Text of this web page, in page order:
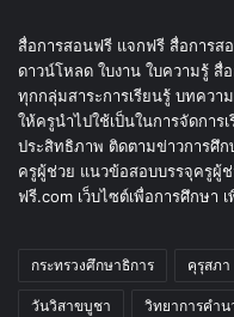
สื่อการสอนฟรี แจกฟรี สื่อการ
ดาวน์โหลด ใบงาน ใบความรู้
ทุกกลุ่มสาระการเรียนรู้ บทควา
ให้ครูนำไปใช้เป็นในการจัดการ
ประสิทธิภาพ ติดตามข่าวการศึ
ครูผู้ช่วย แนวข้อสอบบรรจุครูผู้
ฟรี.com เว็บไซต์เพื่อการศึกษา
กระทรวงศึกษาธิการ คุรุสภา
วันวิสาขบูชา วิทยาการคำ